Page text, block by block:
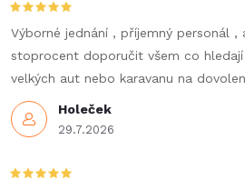
v
k
y
v
ý
Holeček
29.7.2026
Výborné jednání , příjemný personál
stoprocent doporučit všem co hledají
velkých aut nebo karavanu na